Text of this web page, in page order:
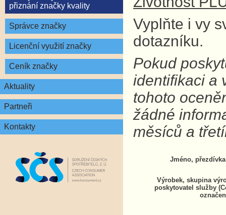
přiznání značky kvality
Správce značky
Licenční využití značky
Ceník značky
Aktuality
Partneři
Kontakty
Vyplňte i vy
dotazníku.
Pokud
identifikaci a
tohoto
žádné
měsíců a
Jméno,
Výrobek, skupina
poskytovatel služby